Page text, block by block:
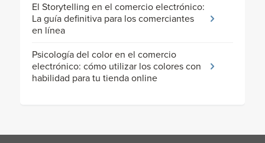
El Storytelling en el comercio electrónico:
La guía definitiva para los comerciantes
en línea
Psicología del color en el comercio
electrónico: cómo utilizar los colores con
habilidad para tu tienda online